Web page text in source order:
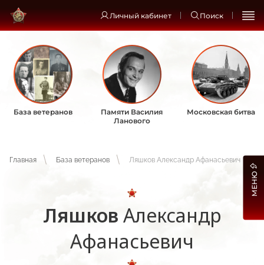
Личный кабинет Поиск
База ветеранов
Памяти Василия
Ланового
Московская битва
Главная База ветеранов Ляшков Александр Афанасьевич
Ляшков Александр
Афанасьевич
МЕНЮ